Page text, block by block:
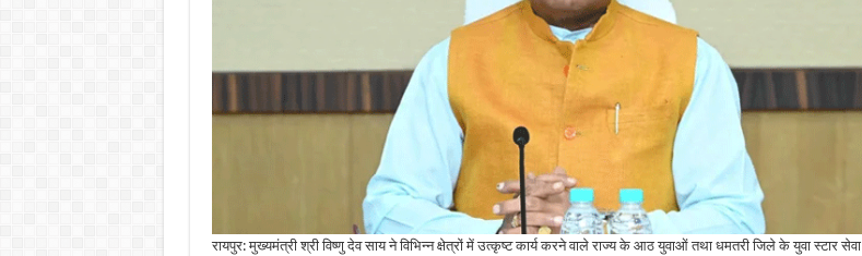
युवा
विभाग
आयोजित
समारोह
मुख्यमंत्री
युवाओं
को
किया
सम्मानित…..
रायपुर: मुख्यमंत्री श्री विष्णु देव साय ने विभिन्न क्षेत्रों में उत्कृष्ट कार्य करने वाले राज्य के आठ युवाओं तथा धमतरी जिले के युवा स्टार सेवा